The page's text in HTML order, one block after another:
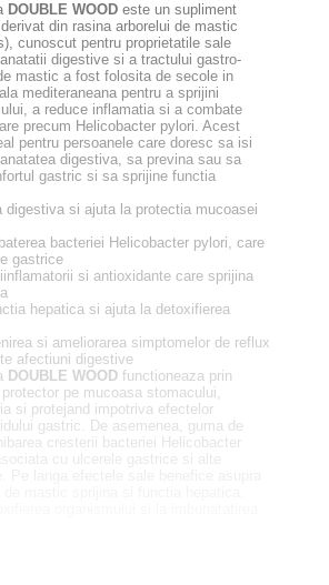
DOUBLE WOOD este un supliment
din rasina arborelui de mastic
cunoscut pentru proprietatile sale
digestive si a tractului gastro-
mastic a fost folosita de secole in
mediteraneana pentru a sprijini
a reduce inflamatia si a combate
precum Helicobacter pylori. Acest
pentru persoanele care doresc sa isi
digestiva, sa previna sau sa
gastric si sa sprijine functia
digestiva si ajuta la protectia mucoasei
bacteriei Helicobacter pylori, care
gastrice
si antioxidante care sprijina
hepatica si ajuta la detoxifierea
si ameliorarea simptomelor de reflux
afectiuni digestive
DOUBLE WOOD functioneaza prin
pe mucoasa stomacului,
si protejand impotriva efectelor
gastric. De asemenea, guma de
cresterii bacteriei Helicobacter
a sprijini sanatatea digestiva si